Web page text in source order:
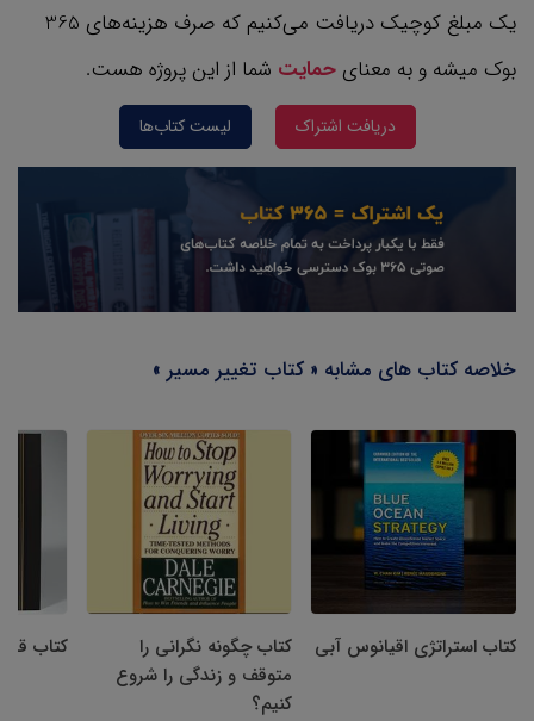
یک مبلغ کوچیک دریافت می‌کنیم که صرف هزینه‌های 365
بوک میشه و به معنای حمایت شما از این پروژه هست.
دریافت اشتراک لیست کتاب‌ها
خلاصه کتاب های مشابه « کتاب تغییر مسیر »
کتاب استراتژی اقیانوس آبی
کتاب چگونه نگرانی را
متوقف و زندگی را شروع
کنیم؟
کتاب